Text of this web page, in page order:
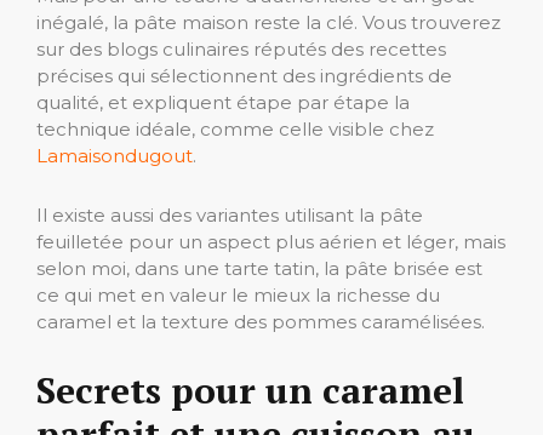
inégalé, la pâte maison reste la clé. Vous trouverez
sur des blogs culinaires réputés des recettes
précises qui sélectionnent des ingrédients de
qualité, et expliquent étape par étape la
technique idéale, comme celle visible chez
Lamaisondugout.
Il existe aussi des variantes utilisant la pâte
feuilletée pour un aspect plus aérien et léger, mais
selon moi, dans une tarte tatin, la pâte brisée est
ce qui met en valeur le mieux la richesse du
caramel et la texture des pommes caramélisées.
Secrets pour un caramel